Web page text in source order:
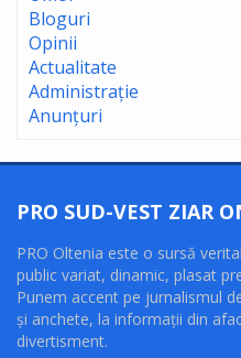
Bloguri
Opinii
Actualitate
Administrație
Anunțuri
PRO SUD-VEST ZIAR
PRO Oltenia este o sursă
public variat, dinamic, plasat
Punem accent pe jurnalismul
şi anchete, la informaţii din
divertisment.